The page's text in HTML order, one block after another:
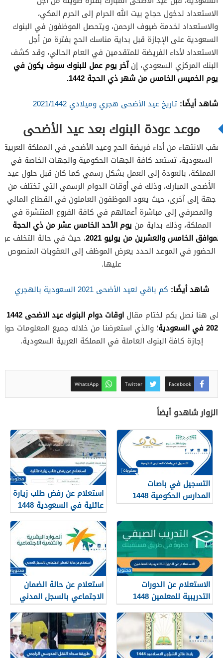
الاستعداد لدخول حجاج بيت الله الحرام إلى الحرم المكي،
والاستعداد لخدمة ضيوف الرحمن، ويتحصل الموظفون في البنوك
السعودية على الإجازة قبل بداية مناسك الحج بفترة من أجل
الاستعداد لأداء الفريضة للمتقدمين في العام الحالي، وقد كشف
البنك المركزي السعودي، إنآخر يوم عمل للبنوك سوف يكون في
يوم الخميس الخامس من شهر ذي الحجة 1442.
شاهد أيضًا: تاريخ عيد الأضحى هجري وميلادي 2021/1442
موعد عودة البنوك بعد عيد الأضحى
عقب الانتهاء من أداء فريضة الحج وعيد الأضحى في المملكة العربية
السعودية، تستعد كافة الجهات الحكومية والجهات الخاصة في
المملكة، بالعودة إلى العمل بشكل رسمي كما كان قبل حلول عيد
الأَضحى المبارك، وذلك في أوقات الدوام الرسمي التي تختلف من
جهة إلى آخرى، حيث يعود الموظفون العاملون في القطاع المالي
والمصرفي إلى مباشرة أعمالهم في كافة الفروع المنتشرة في
المملكة، وذلك بداية من يوم الأحد الخامس عشر من ذي الحجة
الموافق الخامس والعشرين من يوليو 2021
، حيث في حالة التخلف عن
الحضور في الموعد الحدد يعرض الموظف إلى العقوبات المنصوص
عليها.
شاهد أيضًا: كم باقي لعيد الأضحى 2021 السعودية بالهجري
إلى هنا نصل بكم لختام مقال
2021 في السعودية
؛ والذي استعرضنا من خلاله جميع المعلومات حول
إجازة كافة البنوك العاملة في المملكة العربية السعودية.
Facebook
Twitter
WhatsApp
الزوار شاهدو أيضاً
التسجيل في باصات
المدارس الحكومية 1448
استعلام عن رفض طلب زيارة
عائلية في السعودية 1448
الرابط والطريقة
الاستعلام عن الدورات
التدريبية للمعلمين 1448
استعلام عن حالة الضمان
الاجتماعي بالسجل المدني
1448